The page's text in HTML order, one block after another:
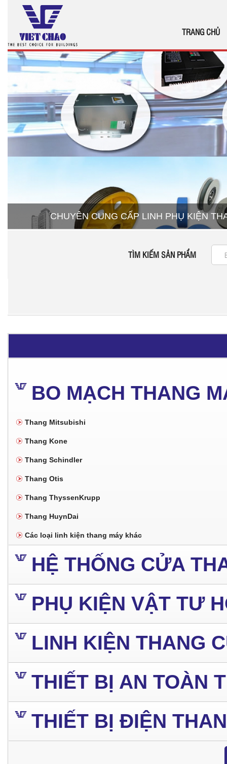
TRANG CHỦ
CHUYÊN CUNG CẤP LINH PHỤ KIỆN
TÌM KIẾM SẢN PHẨM
BO MẠCH THANG
Thang Mitsubishi
Thang Kone
Thang Schindler
Thang Otis
Thang ThyssenKrupp
Thang HuynDai
Các loại linh kiện thang máy khác
HỆ THỐNG CỬA
PHỤ KIỆN VẬT TƯ
LINH KIỆN THANG
THIẾT BỊ AN TOÀN
THIẾT BỊ ĐIỆN